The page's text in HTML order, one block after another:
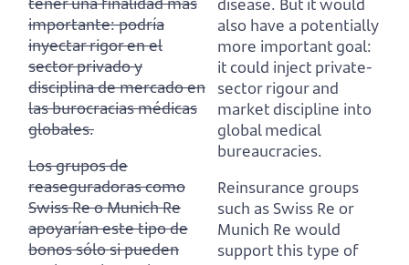
importante: podría
inyectar rigor en el
sector privado y
disciplina de mercado en
las burocracias médicas
globales.
Los grupos de
reaseguradoras como
Swiss Re o Munich Re
apoyarían este tipo de
bonos sólo si pueden
disease. But it would
also have a potentially
more important goal:
it could inject private-
sector rigour and
market discipline into
global medical
bureaucracies.
Reinsurance groups
such as Swiss Re or
Munich Re would
support this type of